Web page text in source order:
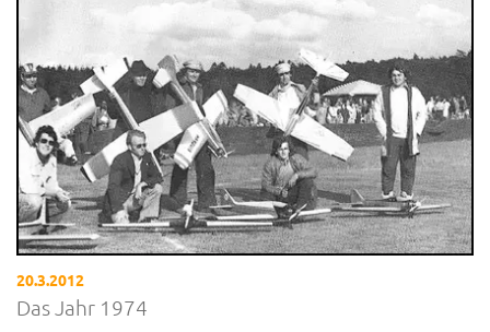
20.3.2012
Das Jahr 1974